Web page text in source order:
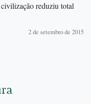
reduziu total
2 de setembro de 2015